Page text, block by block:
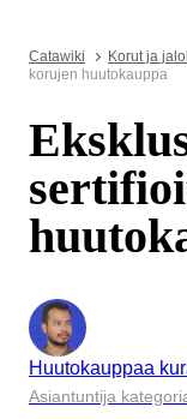
Catawiki Korut ja
korujen huutokauppa
Huutokauppaa
Asiantuntija